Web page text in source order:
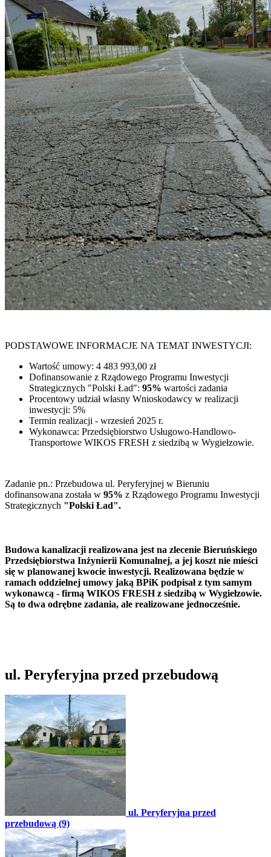
PODSTAWOWE INFORMACJE NA TEMAT INWESTYCJI:
Wartość umowy: 4 483 993,00 zł
Dofinansowanie z Rządowego Programu Inwestycji
Strategicznych "Polski Ład": 95% wartości zadania
Procentowy udział własny Wnioskodawcy w realizacji
inwestycji: 5%
Termin realizacji - wrzesień 2025 r.
Wykonawca: Przedsiębiorstwo Usługowo-Handlowo-
Transportowe WIKOS FRESH z siedzibą w Wygiełzowie.
Zadanie pn.: Przebudowa ul. Peryferyjnej w Bieruniu
dofinansowana została w 95% z Rządowego Programu Inwestycji
Strategicznych "Polski Ład".
Budowa kanalizacji realizowana jest na zlecenie Bieruńskiego
Przedsiębiorstwa Inżynierii Komunalnej, a jej koszt nie mieści
się w planowanej kwocie inwestycji. Realizowana będzie w
ramach oddzielnej umowy jaką BPiK podpisał z tym samym
wykonawcą - firmą WIKOS FRESH z siedzibą w Wygiełzowie.
Są to dwa odrębne zadania, ale realizowane jednocześnie.
ul. Peryferyjna przed przebudową
ul. Peryferyjna przed
przebudową (9)